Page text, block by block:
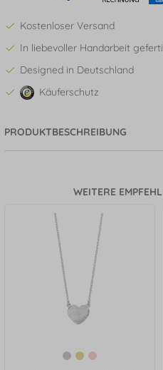
Kostenloser Versand
In liebevoller Handarbeit
Designed in Deutschland
Käuferschutz
PRODUKTBESCHREIBUNG
WEITERE